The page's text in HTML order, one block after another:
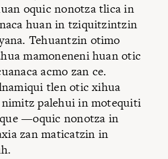
oquic nonotza tlica in
huan in tziquitzintzin
Tehuantzin otimo
mamoneneni huan otic
acmo zan ce.
tlen otic xihua
palehui in motequiti
—oquic nonotza in
zan maticatzin in